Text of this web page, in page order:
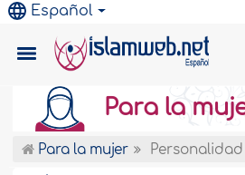
Español
Para la
Para la mujer